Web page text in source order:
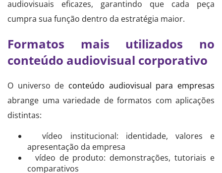
audiovisuais eficazes, garantindo que cada peça
cumpra sua função dentro da estratégia maior.
Formatos mais utilizados no
conteúdo audiovisual corporativo
O universo de conteúdo audiovisual para empresas
abrange uma variedade de formatos com aplicações
distintas:
vídeo institucional: identidade, valores e
apresentação da empresa
vídeo de produto: demonstrações, tutoriais e
comparativos